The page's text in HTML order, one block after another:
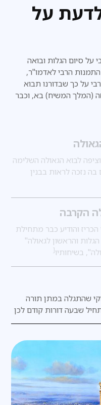
על
על סיום הגלות ובואה
הרבי לאדמו"ר,
על כך שבדורנו תבוא
(המלך המשיח) בא, וכבר
לבוא הגאולה השלימה
בה נזכה לראות בבנין
הקרבה
והודיע כבר מתחילת
והראשון לגאולה"
בשיחותיו[
שהתגלה במתן תורה
שבעה דורות קודם לכן